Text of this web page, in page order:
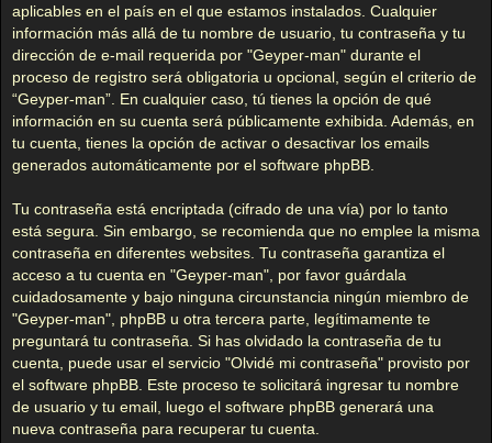
aplicables en el país en el que estamos instalados. Cualquier
información más allá de tu nombre de usuario, tu contraseña y tu
dirección de e-mail requerida por "Geyper-man" durante el
proceso de registro será obligatoria u opcional, según el criterio de
“Geyper-man”. En cualquier caso, tú tienes la opción de qué
información en su cuenta será públicamente exhibida. Además, en
tu cuenta, tienes la opción de activar o desactivar los emails
generados automáticamente por el software phpBB.
Tu contraseña está encriptada (cifrado de una vía) por lo tanto
está segura. Sin embargo, se recomienda que no emplee la misma
contraseña en diferentes websites. Tu contraseña garantiza el
acceso a tu cuenta en "Geyper-man", por favor guárdala
cuidadosamente y bajo ninguna circunstancia ningún miembro de
"Geyper-man", phpBB u otra tercera parte, legítimamente te
preguntará tu contraseña. Si has olvidado la contraseña de tu
cuenta, puede usar el servicio "Olvidé mi contraseña" provisto por
el software phpBB. Este proceso te solicitará ingresar tu nombre
de usuario y tu email, luego el software phpBB generará una
nueva contraseña para recuperar tu cuenta.